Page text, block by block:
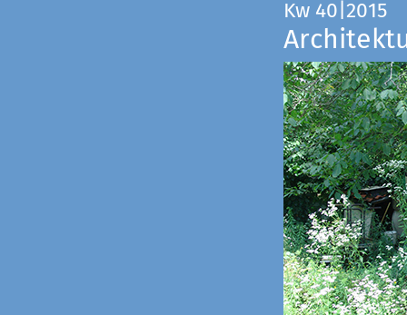
Kw 40|2015